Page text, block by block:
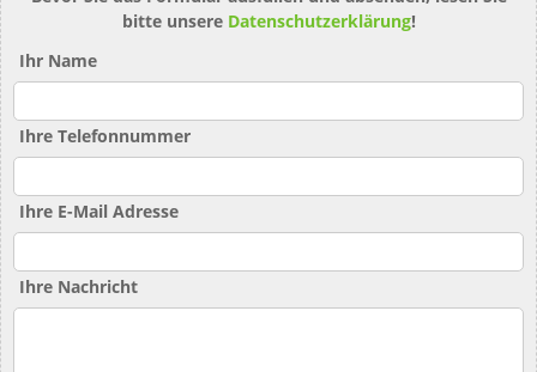
bitte unsere Datenschutzerklärung!
Ihr Name
Ihre Telefonnummer
Ihre E-Mail Adresse
Ihre Nachricht